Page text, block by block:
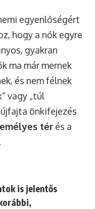
egyenlőségért
hogy a nők egyre
gyakran
ma már mernek
és nem félnek
vagy „túl
önkifejezés
tér és a
is jelentős